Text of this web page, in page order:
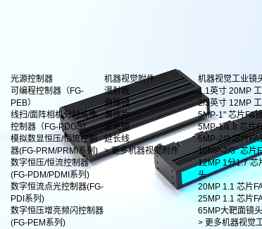
光源控制器
可编程控制器（FG-
PEB）
线扫/面阵相机分时成像
控制器（FG-PDGS）
模拟数显恒压/恒流控制
器(FG-PRM/PRMI系列)
数字恒压/恒流控制器
(FG-PDM/PDMI系列)
数字恒流点光控制器(FG-
PDI系列)
数字恒压增亮频闪控制器
(FG-PEM系列)
机器视觉附件
漫射板
偏振镜
偏振片
滤光镜
延长线
> 更多机器视觉附件
机器视觉工业镜
1.1英寸 20MP
2/3英寸 12MP
5MP-1" 芯片FA
5MP-1/1.8 芯片
5MP-2/3 芯片FA
10MP-2/3" 芯片
12MP 1分1.7 芯
头
20MP 1.1 芯片
25MP 1.1 芯片
65MP大靶面镜头
> 更多机器视觉